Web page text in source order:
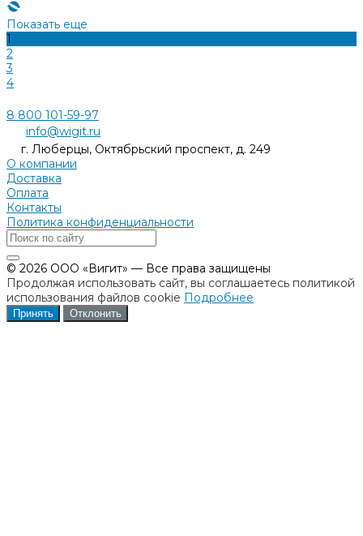
Показать еще
1
2
3
4
8 800 101-59-97
info@wigit.ru
г. Люберцы, Октябрьский проспект, д. 249
О компании
Доставка
Оплата
Контакты
Политика конфиденциальности
© 2026 ООО «Вигит» — Все права защищены
Продолжая использовать сайт, вы соглашаетесь политикой
использования файлов cookie Подробнее
Принять Отклонить